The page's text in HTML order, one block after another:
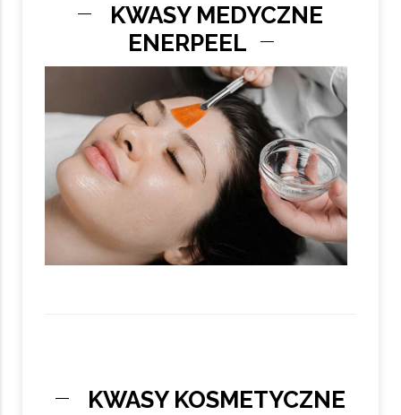
KWASY MEDYCZNE
ENERPEEL
KWASY KOSMETYCZNE